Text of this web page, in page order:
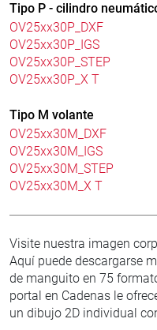
Tipo P - cilindro
OV25xx30P_DXF
OV25xx30P_IGS
OV25xx30P_STEP
OV25xx30P_X T
Tipo M volante
OV25xx30M_DXF
OV25xx30M_IGS
OV25xx30M_STEP
OV25xx30M_X T
Visite nuestra imagen
Aquí puede descargarse
de manguito en 75
portal en Cadenas le
un dibujo 2D individual